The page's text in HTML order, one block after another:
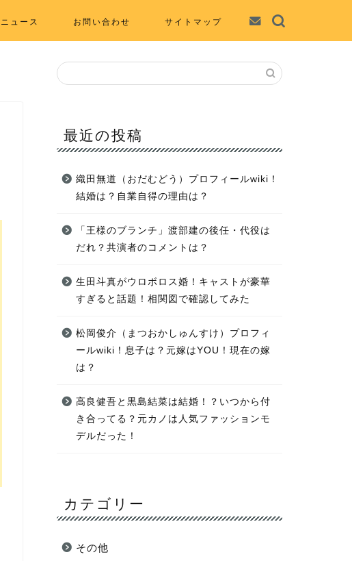
ニュース お問い合わせ サイトマップ
最近の投稿
織田無道（おだむどう）プロフィールwiki！
結婚は？自業自得の理由は？
「王様のブランチ」渡部建の後任・代役は
だれ？共演者のコメントは？
生田斗真がウロボロス婚！キャストが豪華
すぎると話題！相関図で確認してみた
松岡俊介（まつおかしゅんすけ）プロフィ
ールwiki！息子は？元嫁はYOU！現在の嫁
は？
高良健吾と黒島結菜は結婚！？いつから付
き合ってる？元カノは人気ファッションモ
デルだった！
カテゴリー
その他